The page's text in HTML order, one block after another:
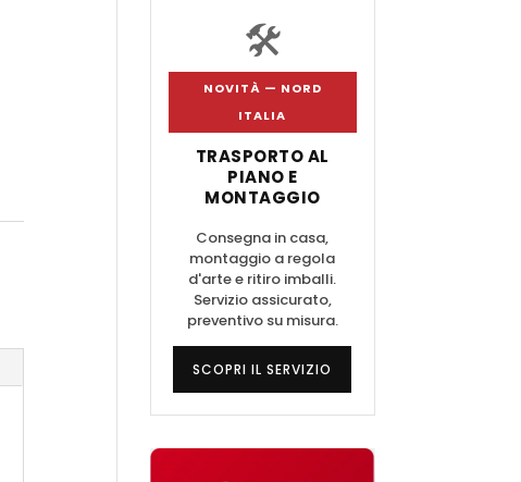
🛠️
NOVITÀ — NORD
ITALIA
TRASPORTO AL
PIANO E
MONTAGGIO
Consegna in casa,
montaggio a regola
d'arte e ritiro imballi.
Servizio assicurato,
preventivo su misura.
SCOPRI IL SERVIZIO